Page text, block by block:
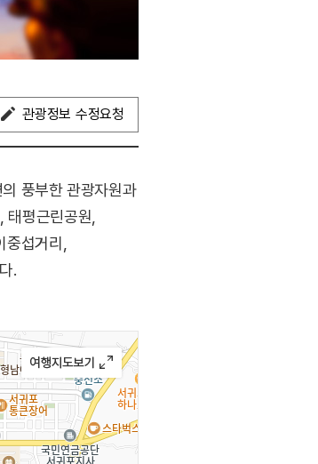
관광정보 수정요청
풍부한 관광자원과
평근린공원,
섭거리,
.